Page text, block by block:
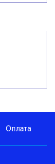
Оплата